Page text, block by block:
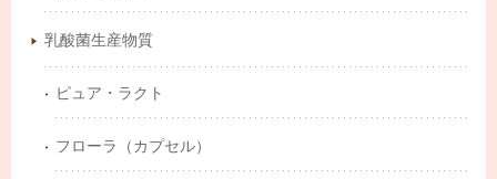
乳酸菌生産物質
ピュア・ラクト
フローラ（カプセル）